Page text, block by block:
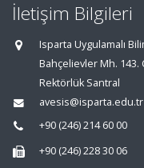
İletişim Bilgileri
Isparta Uygulamalı
Bahçelievler Mh. 143.
Rektörlük Santral
avesis@isparta.edu.tr
+90 (246) 214 60 00
+90 (246) 228 30 06